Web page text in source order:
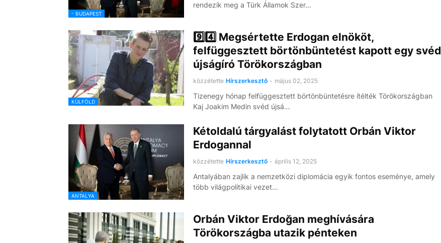
- BUDAPEST
rendezik meg a Türk Államok Szer…
KÜLFÖLD
9️⃣4️⃣ Megsértette Erdogan elnököt,
felfüggesztett börtönbüntetést kapott egy svéd
újságíró Törökországban
közzétette Hírszerkesztő - május 02, 2025
Tizenegy hónap felfüggesztett börtönbüntetésre ítélték Törökországban
Kaj Joakim Medin svéd újsá…
ANTALYA
Kétoldalú tárgyalást folytatott Orbán Viktor
Erdogannal
közzétette Hírszerkesztő - április 12, 2025
Antalyában zajlik a nemzetközi diplomácia egyik fontos eseménye, amely
több világpolitikai vezet…
Orbán Viktor Erdoğan meghívására
Törökországba utazik pénteken